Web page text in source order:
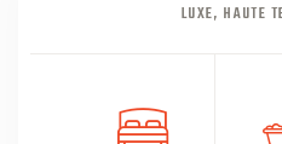
LUXE, HAUTE